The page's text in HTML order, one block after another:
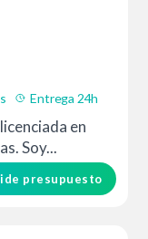
Entrega 24h
en
Soy...
presupuesto